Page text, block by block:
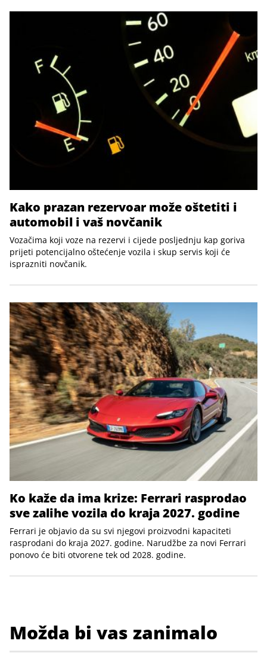
Kako prazan rezervoar može oštetiti i
automobil i vaš novčanik
Vozačima koji voze na rezervi i cijede posljednju kap goriva
prijeti potencijalno oštećenje vozila i skup servis koji će
isprazniti novčanik.
Ko kaže da ima krize: Ferrari rasprodao
sve zalihe vozila do kraja 2027. godine
Ferrari je objavio da su svi njegovi proizvodni kapaciteti
rasprodani do kraja 2027. godine. Narudžbe za novi Ferrari
ponovo će biti otvorene tek od 2028. godine.
Možda bi vas zanimalo